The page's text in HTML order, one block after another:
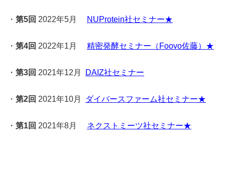
・ 第5回 2022年5月 NUProtein社セミナー★
・ 第4回 2022年1月 精密発酵セミナー（Foovo佐藤） ★
・ 第3回 2021年12月 DAIZ社セミナー
・ 第2回 2021年10月 ダイバースファーム社セミナー★
・ 第1回 2021年8月 ネクストミーツ社セミナー★